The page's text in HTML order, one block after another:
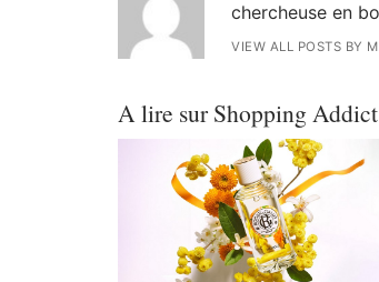
chercheuse en
VIEW ALL POSTS BY
A lire sur Shopping